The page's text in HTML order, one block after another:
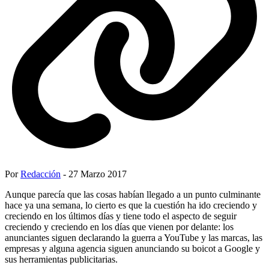
PorRedacción - 27 Marzo 2017
Aunque parecía que las cosas habían llegado a un punto culminante
hace ya una semana, lo cierto es que la cuestión ha ido creciendo y
creciendo en los últimos días y tiene todo el aspecto de seguir
creciendo y creciendo en los días que vienen por delante: los
anunciantes siguen declarando la guerra a YouTube y las marcas, las
empresas y alguna agencia siguen anunciando su boicot a Google y
sus herramientas publicitarias.